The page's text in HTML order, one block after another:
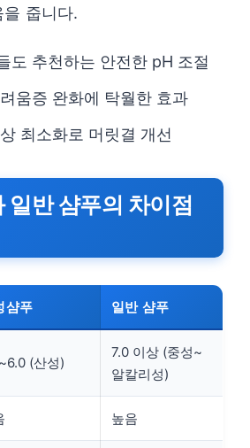
줍니다.
도 추천하는 안전한 pH 조절
움증 완화에 탁월한 효과
최소화로 머릿결 개선
일반 샴푸의 차이점
샴푸 일반 샴푸
(산성)
7.0 이상 (중성~
알칼리성)
높음